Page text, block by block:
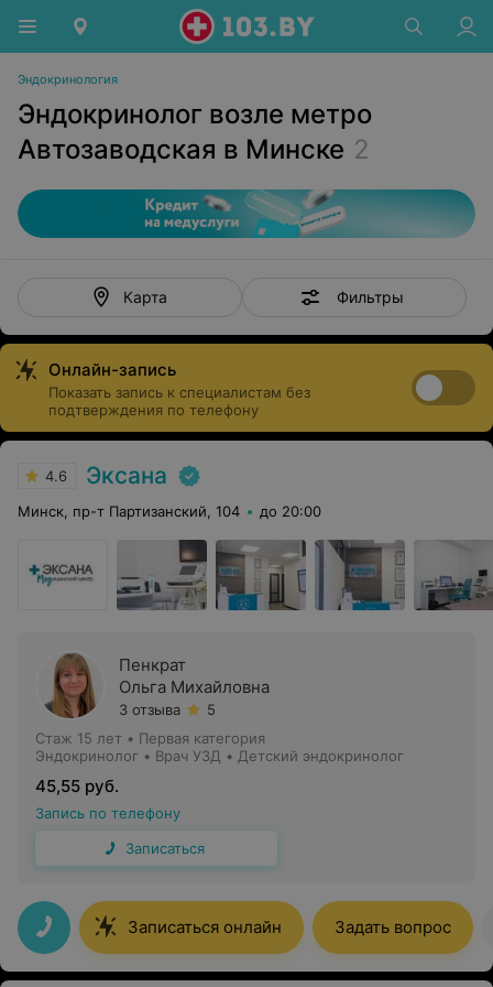
Эндокринология
Эндокринолог возле метро
Автозаводская в Минске 2
Карта Фильтры
Онлайн-запись
Показать запись к специалистам без
подтверждения по телефону
4.6 Эксана
Минск, пр-т Партизанский, 104 до 20:00
Пенкрат
Ольга Михайловна
3 отзыва
5
Стаж 15 лет • Первая категория
Эндокринолог • Врач УЗД • Детский эндокринолог
45,55 руб.
Запись по телефону
Записаться
Записаться онлайн Задать вопрос